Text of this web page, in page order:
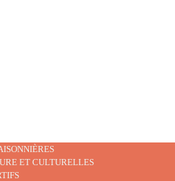
ET CULTURELLES